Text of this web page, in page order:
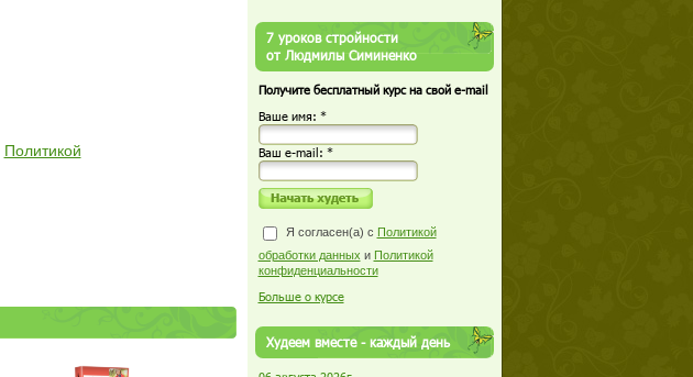
Политикой
7 уроков стройности
от Людмилы Симиненко
Получите бесплатный курс на свой e-mail
Ваше имя: *
Ваш е-mail: *
Я согласен(а) с Политикой
обработки данных и Политикой
конфиденциальности
Больше о курсе
Худеем вместе - каждый день